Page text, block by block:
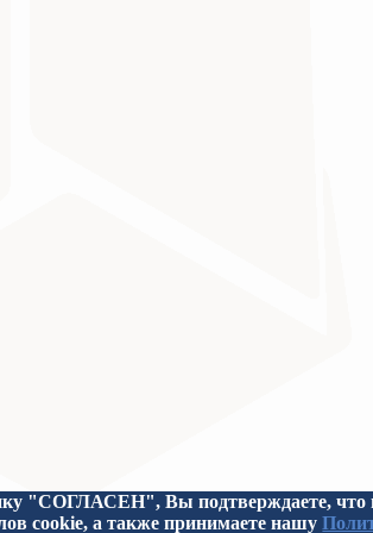
"СОГЛАСЕН", Вы подтверждаете, что
cookie, а также принимаете нашу